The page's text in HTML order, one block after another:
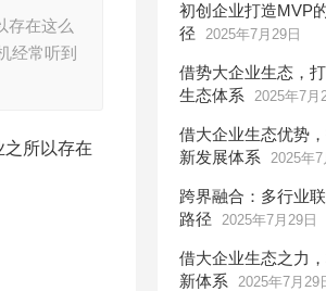
存在这么
经常听到
所以存在
初创企业打造MVP
径
2025年7月29日
借势大企业生态，
生态体系
2025年7月
借大企业生态优势
新发展体系
2025年7
跨界融合：多行业
路径
2025年7月29日
借大企业生态之力
新体系
2025年7月29